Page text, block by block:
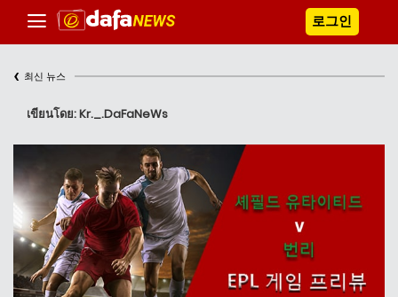
로그인
‹ 최신 뉴스
เขียนโดย: Kr._.DaFaNeWs